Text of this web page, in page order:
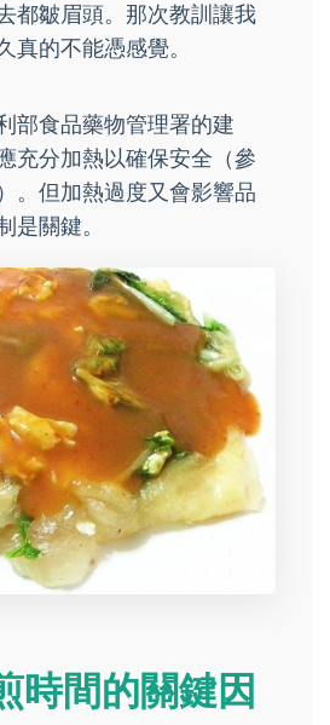
都皺眉頭。那次教訓讓我
真的不能憑感覺。
部食品藥物管理署的建
充分加熱以確保安全（參
）。但加熱過度又會影響品
是關鍵。
時間的關鍵因